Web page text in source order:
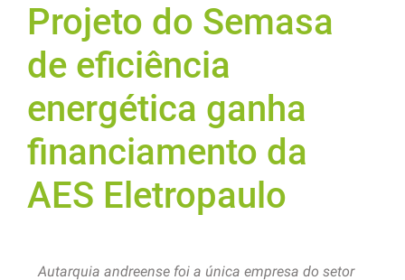
Projeto do Semasa
de eficiência
energética ganha
financiamento da
AES Eletropaulo
Autarquia andreense foi a única empresa do setor